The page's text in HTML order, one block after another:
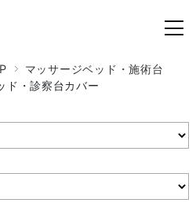
マッサージベッド・施術台
ド・診察台カバー